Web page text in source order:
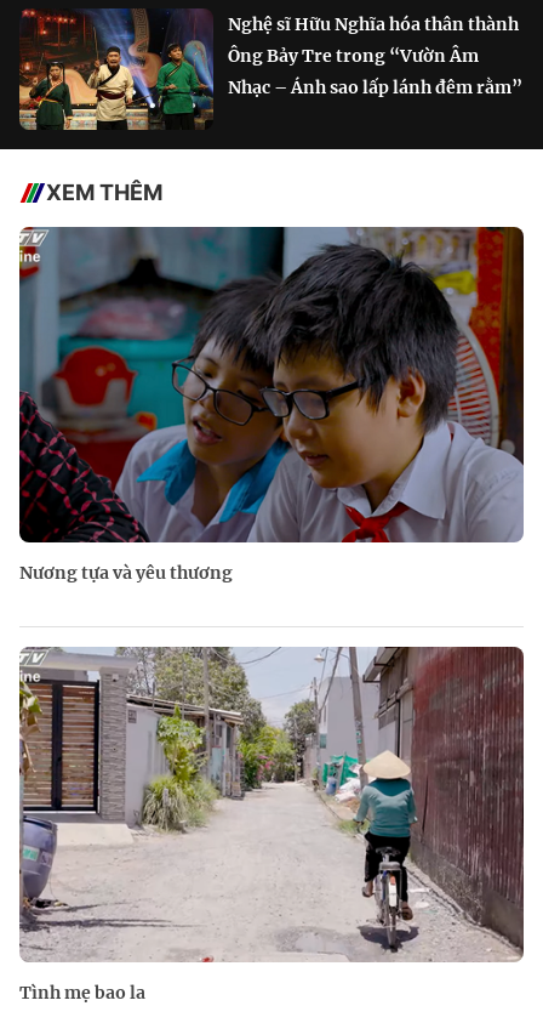
Nghệ sĩ Hữu Nghĩa hóa thân thành
Ông Bảy Tre trong “Vườn Âm
Nhạc – Ánh sao lấp lánh đêm rằm”
XEM THÊM
Nương tựa và yêu thương
Tình mẹ bao la